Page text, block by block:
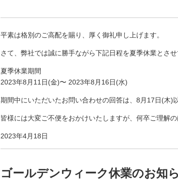
平素は格別のご高配を賜り、厚く御礼申し上げます。
さて、弊社では誠に勝手ながら下記日程を夏季休業とさせ
夏季休業期間
2023年8月11日(金)〜 2023年8月16日(水)
期間中にいただいたお問い合わせの回答は、8月17日(木)
皆様には大変ご不便をおかけいたしますが、何卒ご理解の
2023年4月18日
ゴールデンウィーク休業のお知